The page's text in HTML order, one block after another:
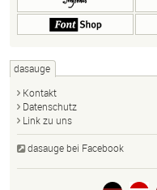
dasauge
Kontakt
Datenschutz
Link zu uns
dasauge bei Facebook